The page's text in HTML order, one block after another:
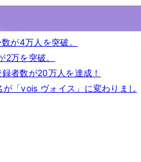
が4万人を突破。
万を突破。
者数が20万人を達成！
「vois ヴォイス」に変わりまし